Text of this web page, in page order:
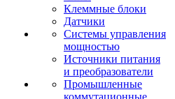
Клеммные блоки
Датчики
Системы управления
мощностью
Источники питания
и преобразователи
Промышленные
коммутационные